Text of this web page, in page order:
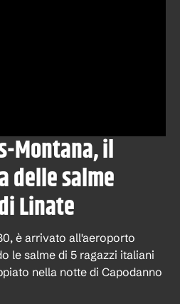
Montana, il
delle salme
Linate
è arrivato all'aeroporto
le salme di 5 ragazzi italiani
nella notte di Capodanno